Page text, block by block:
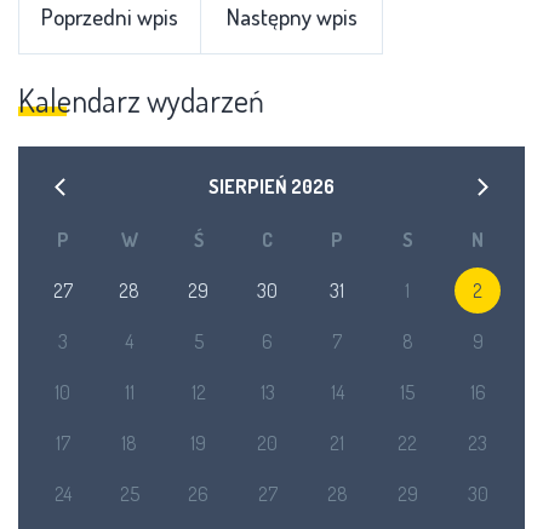
Poprzedni wpis Następny wpis
Kalendarz wydarzeń
SIERPIEŃ 2026
P W Ś C P S N
27 28 29 30 31 1 2
3 4 5 6 7 8 9
10 11 12 13 14 15 16
17 18 19 20 21 22 23
24 25 26 27 28 29 30